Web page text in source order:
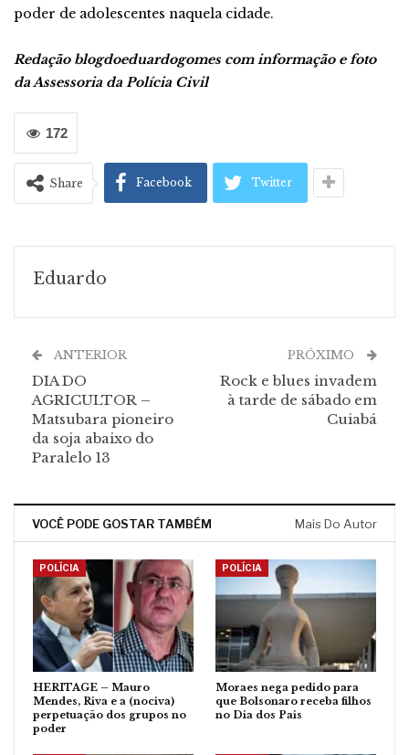
poder de adolescentes naquela cidade.
Redação blogdoeduardogomes com informação e foto
da Assessoria da Polícia Civil
172
Share Facebook Twitter
Eduardo
ANTERIOR
DIA DO
AGRICULTOR –
Matsubara pioneiro
da soja abaixo do
Paralelo 13
PRÓXIMO
Rock e blues invadem
à tarde de sábado em
Cuiabá
VOCÊ PODE GOSTAR TAMBÉM Mais Do Autor
POLÍCIA
HERITAGE – Mauro
Mendes, Riva e a (nociva)
perpetuação dos grupos no
poder
POLÍCIA
Moraes nega pedido para
que Bolsonaro receba filhos
no Dia dos Pais